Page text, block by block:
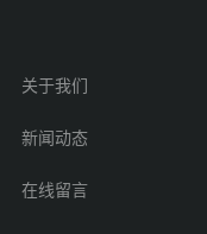
关于我们
新闻动态
在线留言